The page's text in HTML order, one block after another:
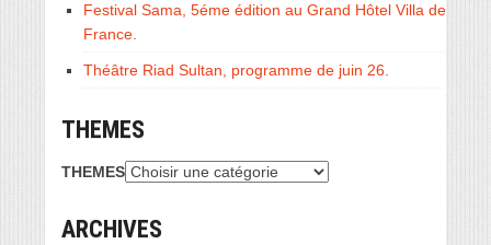
Festival Sama, 5éme édition au Grand Hôtel Villa de
France.
Théâtre Riad Sultan, programme de juin 26.
THEMES
THEMES
ARCHIVES